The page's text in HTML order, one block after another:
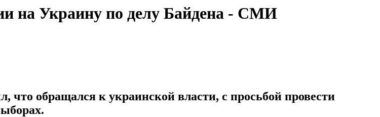
на Украину по делу Байдена - СМИ
что обращался к украинской власти, с просьбой провести